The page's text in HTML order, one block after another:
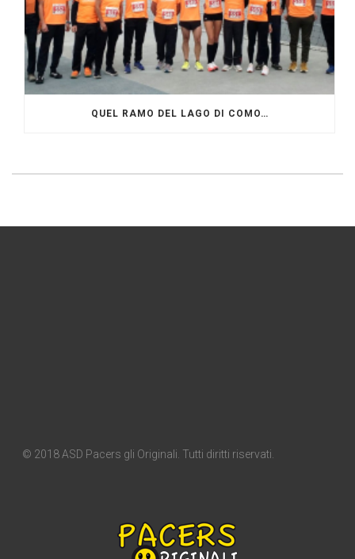
QUEL RAMO DEL LAGO DI COMO…
© 2018 ASD Pacers gli Originali. Tutti diritti riservati.